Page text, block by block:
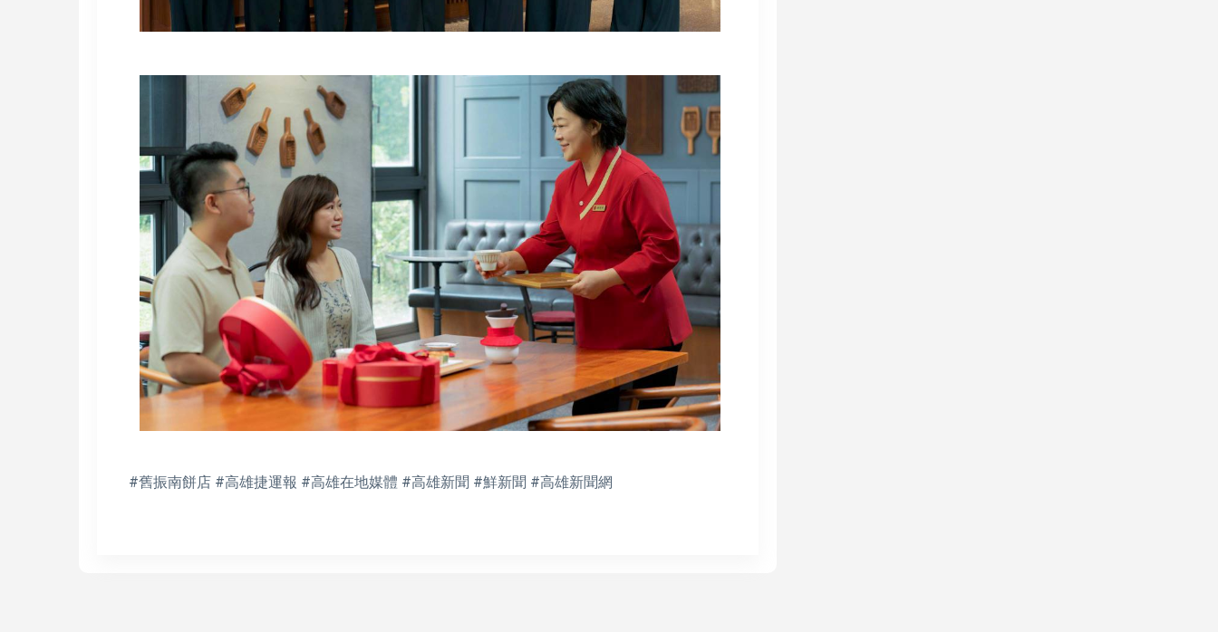
#舊振南餅店 #高雄捷運報 #高雄在地媒體 #高雄新聞 #鮮新聞 #高雄新聞網